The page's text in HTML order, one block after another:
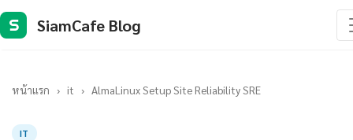
S SiamCafe Blog
หน้าแรก › it › AlmaLinux Setup Site Reliability SRE
IT